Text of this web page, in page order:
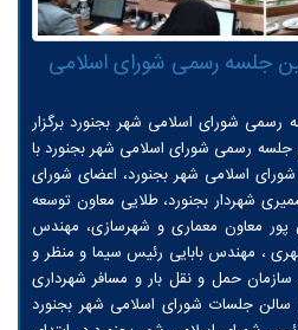
جلسه رسمی شورای اسلامی
شورای اسلامی شهر بجنورد برگزار
رسمی شورای اسلامی شهر بجنورد با
اسلامی شهر بجنورد، اعضای شورای
شهردار بجنورد، طلایی معاون توسعه
معاون معماری و شهرسازی، مهندس
، مهندس بابایی رئیس سیما و منظر و
حمل و نقل بار و مسافر شهرداری
جلسات شورای اسلامی شهر بجنورد